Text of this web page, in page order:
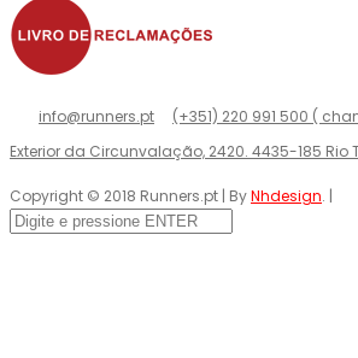
info@runners.pt (+351) 220 991 500 (
Exterior da Circunvalação, 2420. 4435-185 Rio
Copyright © 2018 Runners.pt | ByNhdesign. |